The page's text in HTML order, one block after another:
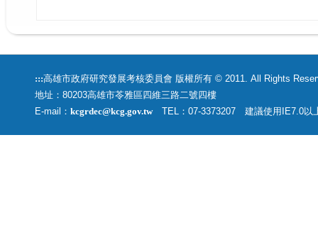
:::高雄市政府研究發展考核委員會 版權所有 © 2011. All Rights
地址：80203高雄市苓雅區四維三路二號四樓
E-mail：kcgrdec@kcg.gov.twTEL：07-3373207 建議使用IE7.0以